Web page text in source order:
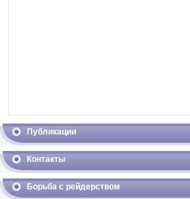
Публикации
Контакты
Борьба с рейдерством